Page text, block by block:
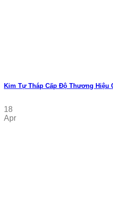
Kim Tự Tháp Cấp Độ Thương Hiệu
18
Apr